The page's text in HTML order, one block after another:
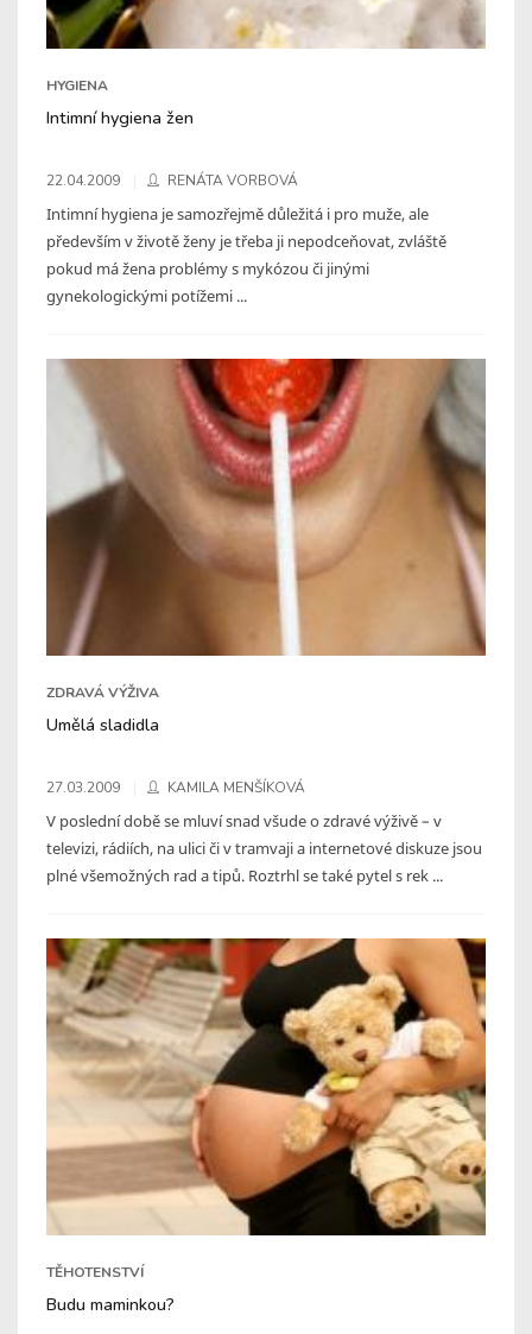
HYGIENA
Intimní hygiena žen
22.04.2009 RENÁTA VORBOVÁ
Intimní hygiena je samozřejmě důležitá i pro muže, ale
především v životě ženy je třeba ji nepodceňovat, zvláště
pokud má žena problémy s mykózou či jinými
gynekologickými potížemi ...
ZDRAVÁ VÝŽIVA
Umělá sladidla
27.03.2009 KAMILA MENŠÍKOVÁ
V poslední době se mluví snad všude o zdravé výživě – v
televizi, rádiích, na ulici či v tramvaji a internetové diskuze jsou
plné všemožných rad a tipů. Roztrhl se také pytel s rek ...
TĚHOTENSTVÍ
Budu maminkou?